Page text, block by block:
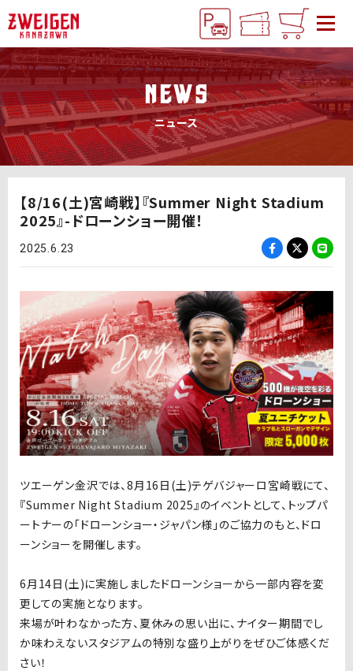
NEWS
ニュース
【8/16(土)宮崎戦】『Summer Night Stadium
2025』-ドローンショー開催！
2025.6.23
ツエーゲン金沢では、8月16日(土)テゲバジャーロ宮崎戦にて、
『Summer Night Stadium 2025』のイベントとして、トップパ
ートナーの「ドローンショー・ジャパン様」のご協力のもと、ドロ
ーンショーを開催します。
6月14日(土)に実施しましたドローンショーから一部内容を変
更しての実施となります。
来場が叶わなかった方、夏休みの思い出に、ナイター期間でし
か味わえないスタジアムの特別な盛り上がりをぜひご体感くだ
さい！